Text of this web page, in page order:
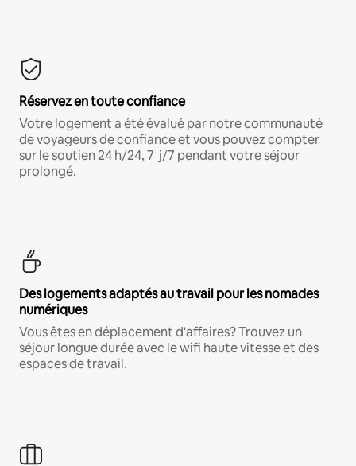
Réservez en toute confiance
Votre logement a été évalué par notre communauté
de voyageurs de confiance et vous pouvez compter
sur le soutien 24 h/24, 7 j/7 pendant votre séjour
prolongé.
Des logements adaptés au travail pour les nomades
numériques
Vous êtes en déplacement d'affaires? Trouvez un
séjour longue durée avec le wifi haute vitesse et des
espaces de travail.